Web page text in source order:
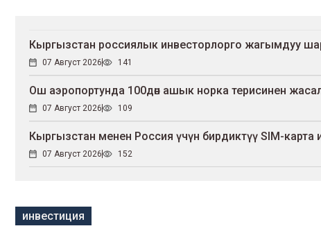
Кыргызстан россиялык инвесторлорго жагымдуу
07 Август 2026 141
Ош аэропортунда 100дөн ашык норка терисинен
07 Август 2026 109
Кыргызстан менен Россия үчүн бирдиктүү SIM-карта
07 Август 2026 152
инвестиция